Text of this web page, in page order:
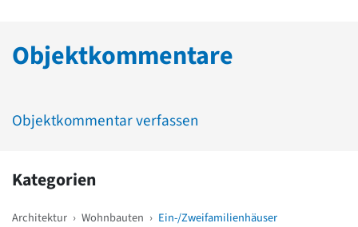
Objektkommentare
Objektkommentar verfassen
Kategorien
Architektur › Wohnbauten › Ein-/Zweifamilienhäuser